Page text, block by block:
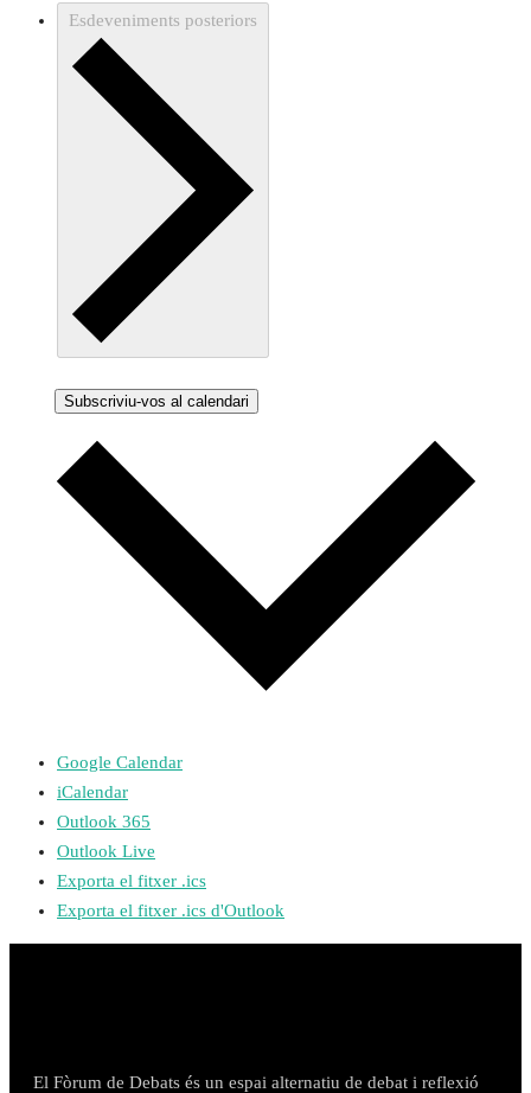
Esdeveniments posteriors
Subscriviu-vos al calendari
Google Calendar
iCalendar
Outlook 365
Outlook Live
Exporta el fitxer .ics
Exporta el fitxer .ics d'Outlook
El Fòrum de Debats és un espai alternatiu de debat i reflexió